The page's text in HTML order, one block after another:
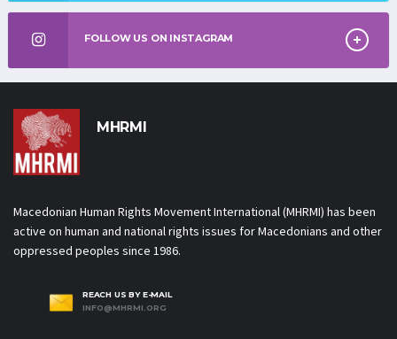
FOLLOW US ON INSTAGRAM
MHRMI
Macedonian Human Rights Movement International (MHRMI) has been
active on human and national rights issues for Macedonians and other
oppressed peoples since 1986.
REACH US BY E-MAIL
INFO@MHRMI.ORG